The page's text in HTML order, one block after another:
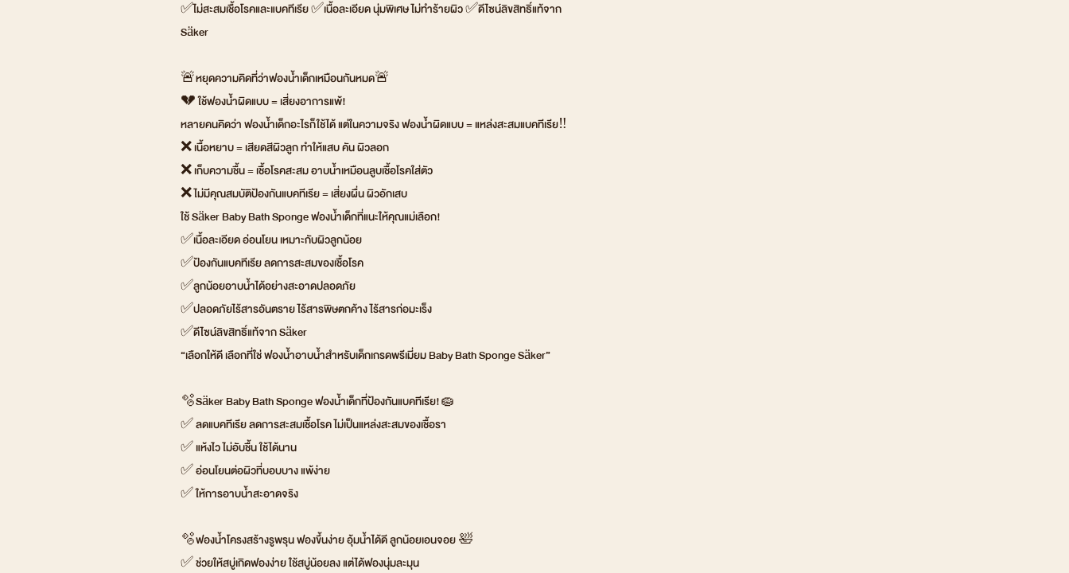
✅ไม่สะสมเชื้อโรคและแบคทีเรีย ✅เนื้อละเอียด นุ่มพิเศษ ไม่ทำร้ายผิว ✅ดีไซน์ลิขสิทธิ์แท้จาก
Säker
🚨หยุดความคิดที่ว่าฟองน้ำเด็กเหมือนกันหมด🚨
💔 ใช้ฟองน้ำผิดแบบ = เสี่ยงอาการแพ้!
หลายคนคิดว่า ฟองน้ำเด็กอะไรก็ใช้ได้ แต่ในความจริง ฟองน้ำผิดแบบ = แหล่งสะสมแบคทีเรีย‼️
❌ เนื้อหยาบ = เสียดสีผิวลูก ทำให้แสบ คัน ผิวลอก
❌ เก็บความชื้น = เชื้อโรคสะสม อาบน้ำเหมือนลูบเชื้อโรคใส่ตัว
❌ ไม่มีคุณสมบัติป้องกันแบคทีเรีย = เสี่ยงผื่น ผิวอักเสบ
ใช้ Säker Baby Bath Sponge ฟองน้ำเด็กที่แนะให้คุณแม่เลือก!
✅เนื้อละเอียด อ่อนโยน เหมาะกับผิวลูกน้อย
✅ป้องกันแบคทีเรีย ลดการสะสมของเชื้อโรค
✅ลูกน้อยอาบน้ำได้อย่างสะอาดปลอดภัย
✅ปลอดภัยไร้สารอันตราย ไร้สารพิษตกค้าง ไร้สารก่อมะเร็ง
✅ดีไซน์ลิขสิทธิ์แท้จาก Säker
“เลือกให้ดี เลือกที่ใช่ ฟองน้ำอาบน้ำสำหรับเด็กเกรดพรีเมี่ยม Baby Bath Sponge Säker”
🫧Säker Baby Bath Sponge ฟองน้ำเด็กที่ป้องกันแบคทีเรีย!🧽
✅ ลดแบคทีเรีย ลดการสะสมเชื้อโรค ไม่เป็นแหล่งสะสมของเชื้อรา
✅ แห้งไว ไม่อับชื้น ใช้ได้นาน
✅ อ่อนโยนต่อผิวที่บอบบาง แพ้ง่าย
✅ ให้การอาบน้ำสะอาดจริง
🫧ฟองน้ำโครงสร้างรูพรุน ฟองขึ้นง่าย อุ้มน้ำได้ดี ลูกน้อยเอนจอย 🛀
✅ ช่วยให้สบู่เกิดฟองง่าย ใช้สบู่น้อยลง แต่ได้ฟองนุ่มละมุน